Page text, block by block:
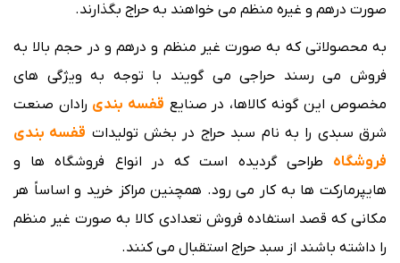
صورت درهم و غیره منظم می خواهند به حراج بگذارند.
به محصولاتی كه به صورت غیر منظم و درهم و در حجم بالا به
فروش می رسند حراجی می گویند با توجه به ویژگی های
مخصوص این گونه كالاها، در صنایع قفسه بندی رادان صنعت
شرق سبدی را به نام سبد حراج در بخش تولیدات قفسه بندی
فروشگاه طراحی گردیده است كه در انواع فروشگاه ها و
هایپرماركت ها به كار می رود. همچنین مراكز خرید و اساساً هر
مكانی كه قصد استفاده فروش تعدادی كالا به صورت غیر منظم
را داشته باشند از سبد حراج استقبال می كنند.